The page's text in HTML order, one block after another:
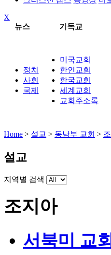
X
뉴스
기독교
정치
사회
국제
미국교회
한인교회
한국교회
세계교회
교회주소록
Home > 설교 > 동남부 교회 >
설교
지역별 검색
조지아
서북미 교